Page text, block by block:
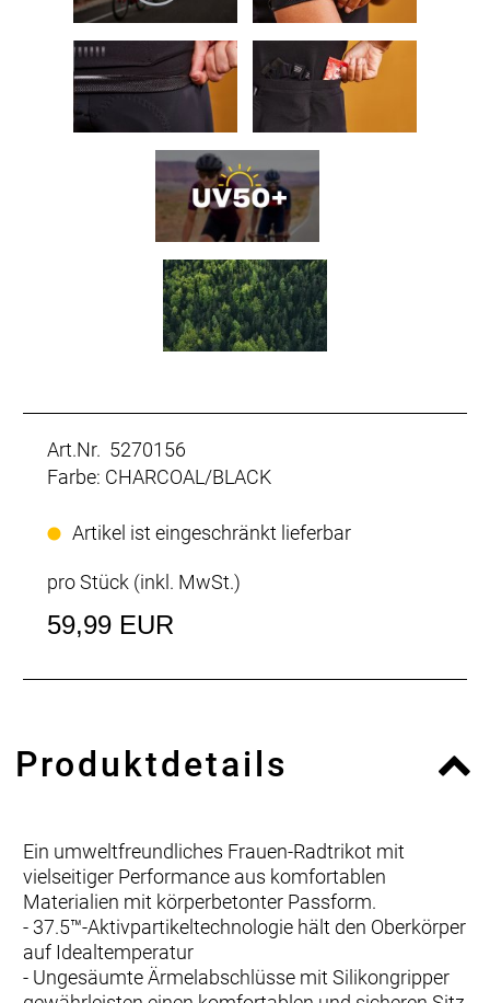
Art.Nr. 5270156
Farbe: CHARCOAL/BLACK
Artikel ist eingeschränkt lieferbar
pro Stück (inkl. MwSt.)
59,99 EUR
Produktdetails
Ein umweltfreundliches Frauen-Radtrikot mit
vielseitiger Performance aus komfortablen
Materialien mit körperbetonter Passform.
- 37.5™-Aktivpartikeltechnologie hält den Oberkörper
auf Idealtemperatur
- Ungesäumte Ärmelabschlüsse mit Silikongripper